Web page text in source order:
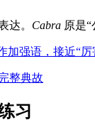
达。 Cabra 原是
加强语，接近“
整典故
习